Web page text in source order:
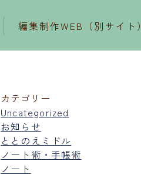
編集制作WEB（別サイト）
カテゴリー
Uncategorized
お知らせ
ととのえミドル
ノート術・手帳術
ノート